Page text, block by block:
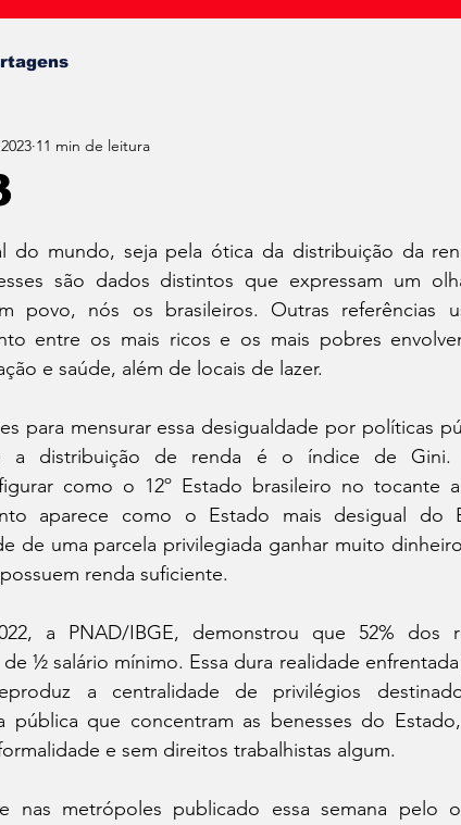
11 min de leitura
do mundo, seja pela ótica da distribuição da
são dados distintos que expressam um
povo, nós os brasileiros. Outras referências
entre os mais ricos e os mais pobres
e saúde, além de locais de lazer.
para mensurar essa desigualdade por políticas
a distribuição de renda é o índice de Gini.
como o 12º Estado brasileiro no tocante
aparece como o Estado mais desigual do
de uma parcela privilegiada ganhar muito
renda suficiente.
a PNAD/IBGE, demonstrou que 52% dos
½ salário mínimo. Essa dura realidade
a centralidade de privilégios
pública que concentram as benesses do
e sem direitos trabalhistas algum.
nas metrópoles publicado essa semana pelo